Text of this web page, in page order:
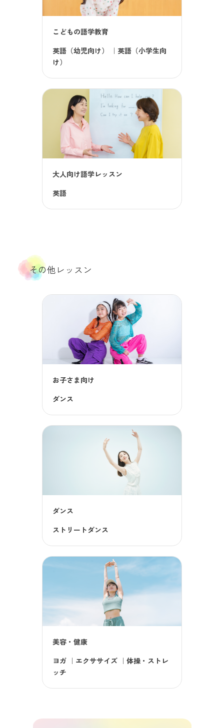
こどもの語学教育
英語（幼児向け）
｜ 英語（小学生向
け）
大人向け語学レッスン
英語
その他レッスン
お子さま向け
ダンス
ダンス
ストリートダンス
美容・健康
ヨガ ｜ エクササイズ ｜ 体操・ストレ
ッチ